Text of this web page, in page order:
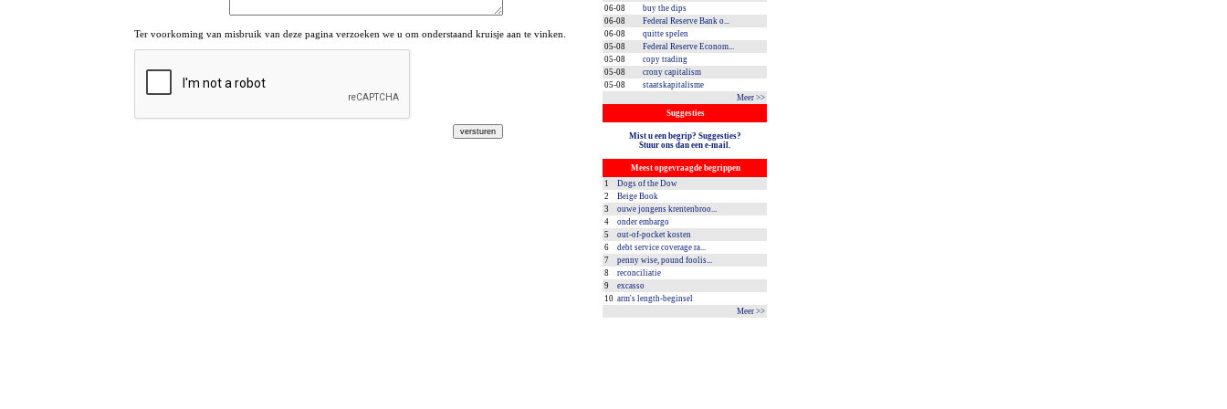
06-08
buy the dips
06-08
Federal Reserve Bank o...
06-08
quitte spelen
05-08
Federal Reserve Econom...
05-08
copy trading
05-08
crony capitalism
05-08
staatskapitalisme
Meer >>
Suggesties
Mist u een begrip? Suggesties?
Stuur ons dan een e-mail.
Meest opgevraagde begrippen
1
Dogs of the Dow
2
Beige Book
3
ouwe jongens krentenbroo...
4
onder embargo
5
out-of-pocket kosten
6
debt service coverage ra...
7
penny wise, pound foolis...
8
reconciliatie
9
excasso
10 arm's length-beginsel
Meer >>
Ter voorkoming van misbruik van deze pagina verzoeken we u om onderstaand kruisje aan te vinken.